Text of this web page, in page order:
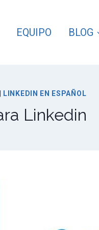
EQUIPO BLOG
LINKEDIN EN ESPAÑOL
Linkedin